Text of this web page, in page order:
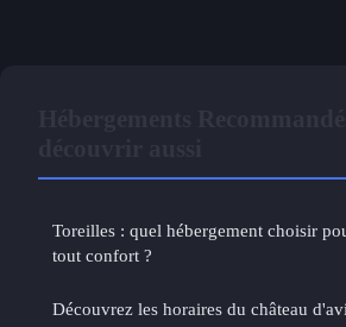
Toreilles : quel hébergement choisir
tout confort ?
Découvrez les horaires du château